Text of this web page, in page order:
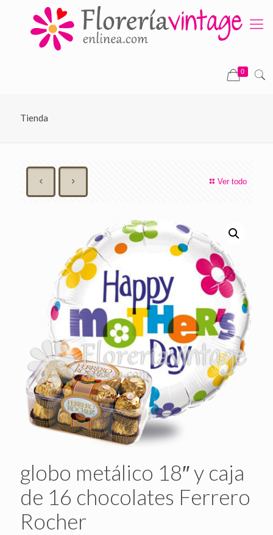
0
Tienda
Ver todo
globo metálico 18″ y caja
de 16 chocolates Ferrero
Rocher